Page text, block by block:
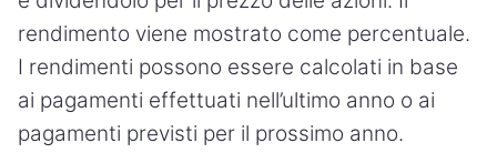
rendimento viene mostrato come percentuale.
I rendimenti possono essere calcolati in base
ai pagamenti effettuati nell’ultimo anno o ai
pagamenti previsti per il prossimo anno.